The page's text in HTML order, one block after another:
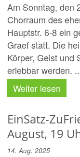
Am Sonntag, den
Chorraum des
Hauptstr. 6-8 ein
Graef statt. Die
Körper, Geist und
erlebbar werden.
Weiter lesen
EinSatz-
August, 19
14. Aug. 2025